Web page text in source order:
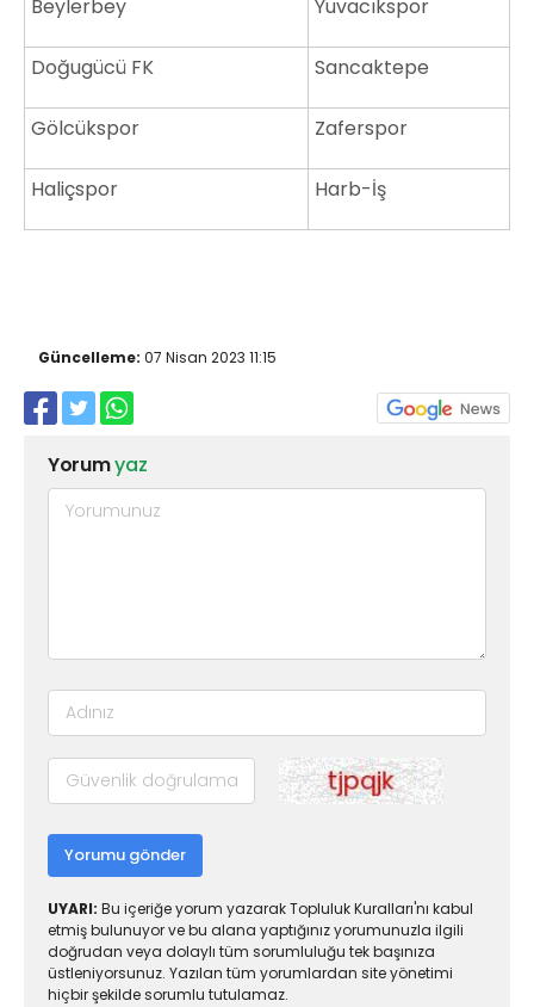
Beylerbey Yuvacıkspor
Doğugücü FK Sancaktepe
Gölcükspor Zaferspor
Haliçspor Harb-İş
Güncelleme: 07 Nisan 2023 11:15
Yorumyaz
Yorumu gönder
UYARI: Bu içeriğe yorum yazarak Topluluk Kuralları'nı kabul
etmiş bulunuyor ve bu alana yaptığınız yorumunuzla ilgili
doğrudan veya dolaylı tüm sorumluluğu tek başınıza
üstleniyorsunuz. Yazılan tüm yorumlardan site yönetimi
hiçbir şekilde sorumlu tutulamaz.